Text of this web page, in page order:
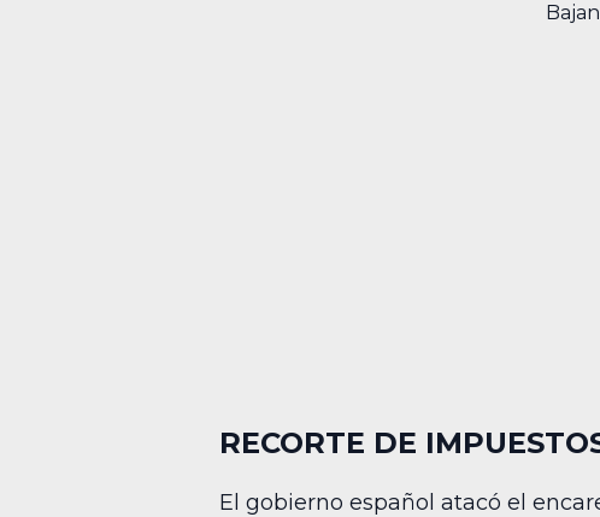
RECORTE DE
El gobierno español atacó el